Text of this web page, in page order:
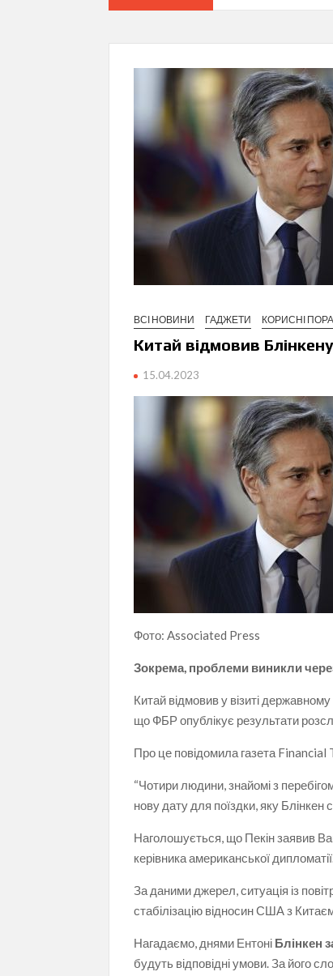
ВСІ НОВИНИ ГАДЖЕТИ КОРИСНІ
Китай відмовив
15.04.2023
Фото: Associated Press
Зокрема, проблеми виникли
Китай відмовив у візиті
що ФБР опублікує результати
Про це повідомила газета
“Чотири людини, знайомі з
нову дату для поїздки, яку
Наголошується, що Пекін заявив
керівника американської
За даними джерел, ситуація із
стабілізацію відносин США з
Нагадаємо, днями Ентоні Блінкен
будуть відповідні умови. За його